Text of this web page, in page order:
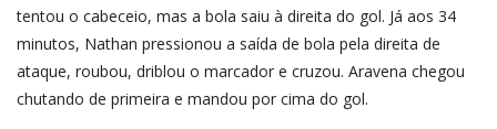
tentou o cabeceio, mas a bola saiu à direita do gol. Já aos 34
minutos, Nathan pressionou a saída de bola pela direita de
ataque, roubou, driblou o marcador e cruzou. Aravena chegou
chutando de primeira e mandou por cima do gol.